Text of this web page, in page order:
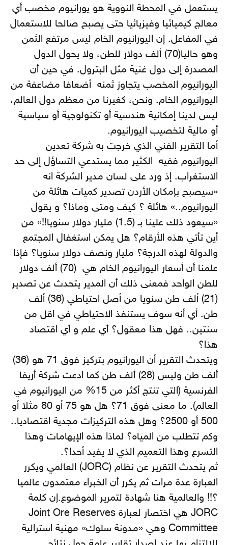
يستعمل في المحطة النووية هو يورانيوم مخصب أي
معالج كيميائيا وفيزيائيا حتى يصبح صالحا للاستعمال
في المفاعل. إن اليورانيوم الخام ليس مرتفع الثمن
وهو حاليا(70) ألف دولار للطن، ولا يحول الدول
المصدرة إلى دول غنية مثل البترول. في حين أن
اليورانيوم المخصب يتجاوز ثمنه أضعافا مضاعفة من
اليورانيوم الخام. ونحن، كغيرنا من معظم دول العالم،
ليس لدينا إمكانية هندسية أو تكنولوجية أو سياسية
أو مالية لتخصيب اليورانيوم.
أما التقرير الفني الذي خرجت به شركة تعدين
اليورانيوم ففيه الكثير مما يستدعي التساؤل إلى حد
الاستغراب. إذ ورد على لسان مدير الشركة انه
«سيصبح بإمكان الأردن تصدير كميات هائلة من
اليورانيوم..» هائلة ؟ كيف ومتى وماذا؟ و يقول
«سيعود ذلك علينا بـ (1.5) مليار دولار سنويا!!» من
أين تأتي هذه الأرقام؟ هل يمكن استغفال المجتمع
والدولة لهذه الدرجة؟ مليار ونصف دولار سنويا؟ فإذا
علمنا أن أسعار اليورانيوم الخام هي (70) ألف دولار
للطن الواحد فمعنى ذلك أن المدير يتحدث عن تصدير
(21) ألف طن سنويا من أصل احتياطي (36) ألف
طن. أي أنه سوف يستنفذ الاحتياطي في اقل من
سنتين.. فهل هذا معقول؟ أي علم و أي اقتصاد
هذا؟
ويتحدث التقرير أن اليورانيوم بتركيز فوق 71 هو (36)
ألف طن وليس (28) ألف طن كما ادعت شركة أريفا
الفرنسية (التي تنتج أكثر من 15% من اليورانيوم في
العالم). ما معنى فوق 71؟ هل هو 75 أو 80 مثلا أو
500 أو 2500؟ وهل هذه التركيزات مجدية اقتصاديا..
وكم تتطلب من المياه؟ لماذا هذه الإيهامات وهذا
التسرع وهذا التعميم الذي لا يفيد أحدا؟.
ثم يتحدث التقرير عن نظام (JORC) العالمي ويكرر
العبارة عدة مرات ثم يكرر أن الخبراء معتمدون عالميا
؟!! والعالمية هنا شهادة لتمرير الموضوع.إن كلمة
JORC هي اختصار لعبارة Joint Ore Reserves
Committee وهي «مدونة سلوك» مهنية استرالية